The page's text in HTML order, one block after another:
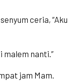
ceria, “Aku
malem nanti.”
jam Mam.